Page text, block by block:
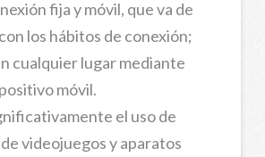
fija y móvil, que va de
los hábitos de conexión;
cualquier lugar mediante
móvil.
el uso de
videojuegos y aparatos